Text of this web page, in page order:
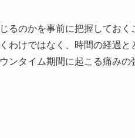
るのかを事前に把握しておく
わけではなく、時間の経過と
ンタイム期間に起こる痛みの